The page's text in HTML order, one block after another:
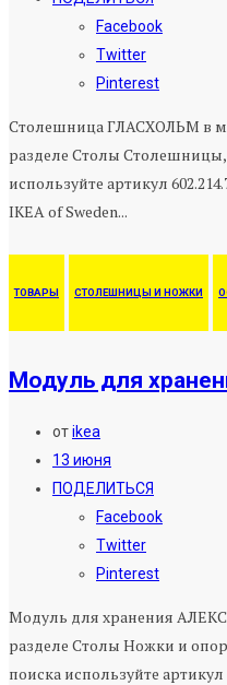
Facebook
Twitter
Pinterest
Столешница ГЛАСХОЛЬМ в
разделе Столы
используйте артикул
IKEA of Sweden...
ТОВАРЫ СТОЛЕШНИЦЫ И НОЖКИ
Модуль для
отikea
13 июня
ПОДЕЛИТЬСЯ
Facebook
Twitter
Pinterest
Модуль для хранения
разделе Столы Ножки и
поиска используйте